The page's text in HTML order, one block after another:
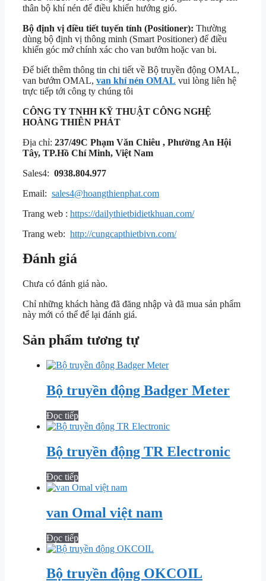
thân bộ khí nén để điều khiển hướng gió.
Bộ định vị điều tiết tuyến tính (Positioner): Thường
dùng bộ định vị thông minh (Smart Positioner) để điều
khiển góc mở chính xác cho van bướm hoặc van bi.
Để biết thêm thông tin chi tiết về Bộ truyền động OMAL,
van bướm OMAL, van khí nén OMAL vui lòng liên hệ
trực tiếp tới công ty chúng tôi
CÔNG TY TNHH KỸ THUẬT CÔNG NGHỆ
HOÀNG THIÊN PHÁT
Địa chỉ: 237/49C Phạm Văn Chiêu , Phường An Hội
Tây, TP.Hồ Chí Minh, Việt Nam
Sales4: 0938.804.977
Email: sales4@hoangthienphat.com
Trang web : https://dailythietbidietkhuan.com/
Trang web: http://cungcapthietbivn.com/
Đánh giá
Chưa có đánh giá nào.
Chỉ những khách hàng đã đăng nhập và đã mua sản phẩm
này mới có thể để lại đánh giá.
Sản phẩm tương tự
Bộ truyền động Badger Meter
Đọc tiếp
Bộ truyền động TR Electronic
Đọc tiếp
van Omal việt nam
Đọc tiếp
Bộ truyền động OKCOIL